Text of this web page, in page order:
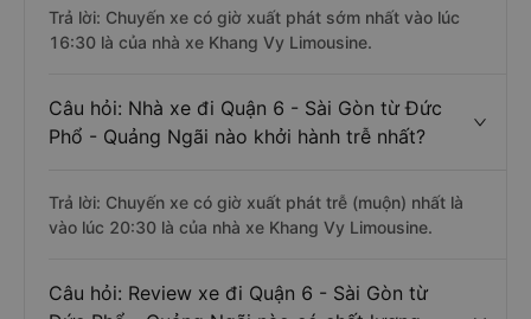
Trả lời: Chuyến xe có giờ xuất phát sớm nhất vào lúc
16:30 là của nhà xe Khang Vy Limousine.
Câu hỏi: Nhà xe đi Quận 6 - Sài Gòn từ Đức
Phổ - Quảng Ngãi nào khởi hành trễ nhất?
Trả lời: Chuyến xe có giờ xuất phát trễ (muộn) nhất là
vào lúc 20:30 là của nhà xe Khang Vy Limousine.
Câu hỏi: Review xe đi Quận 6 - Sài Gòn từ